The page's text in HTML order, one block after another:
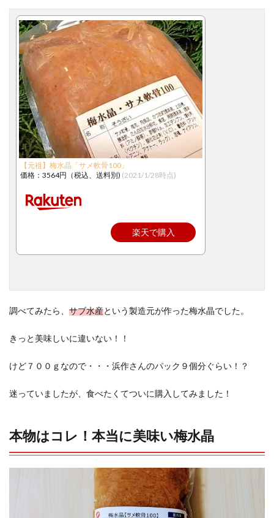
【元祖】梅水晶「サメ軟骨100」
価格：3564円（税込、送料別) (2021/1/28時点)
楽天で購入
調べてみたら、 サブ水産という製造元が作った梅水晶でした。
きっと美味しいに違いない！！
けど７００ｇなので・・・浜作さんのパック９個分ぐらい！？
迷っていましたが、食べたくてついに購入してみました！
本物はコレ！本当に美味い梅水晶